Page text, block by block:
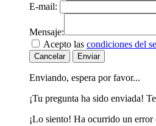
E-mail:
Mensaje:
Acepto las condiciones del
Cancelar Enviar
Enviando, espera por favor...
¡Tu pregunta ha sido enviada!
¡Lo siento! Ha ocurrido un error